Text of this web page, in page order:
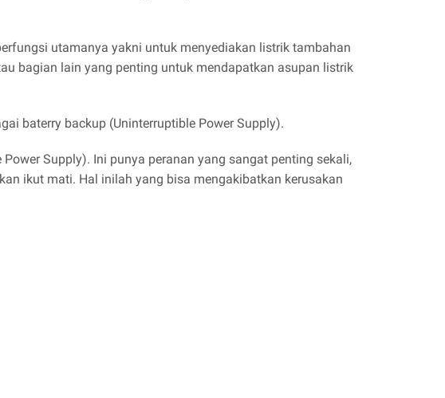
utamanya yakni untuk menyediakan listrik tambahan
bagian lain yang penting untuk mendapatkan asupan listrik
baterry backup (Uninterruptible Power Supply).
Supply). Ini punya peranan yang sangat penting sekali,
ikut mati. Hal inilah yang bisa mengakibatkan kerusakan